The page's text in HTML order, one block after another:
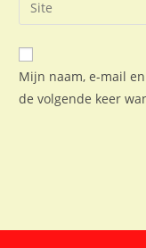
Mijn naam, e-mail
de volgende keer